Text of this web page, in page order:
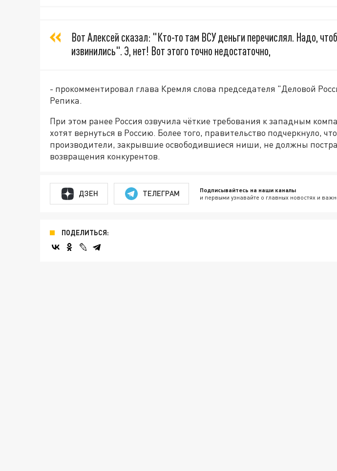
Вот Алексей сказал: "Кто-то там ВСУ деньги перечислял. Надо,
извинились". Э, нет! Вот этого точно недостаточно,
- прокомментировал глава Кремля слова председателя "Деловой
Репика.
При этом ранее Россия озвучила чёткие требования к западным
хотят вернуться в Россию. Более того, правительство подчеркнуло,
производители, закрывшие освободившиеся ниши, не должны
возвращения конкурентов.
ДЗЕН ТЕЛЕГРАМ Подписывайтесь на наши каналы
и первыми узнавайте о главных новостях и
ПОДЕЛИТЬСЯ: